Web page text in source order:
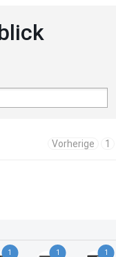
Vorherige 1
1 1 1